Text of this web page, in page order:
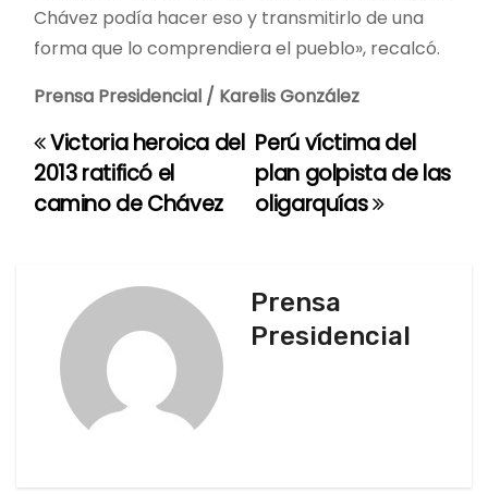
Chávez podía hacer eso y transmitirlo de una
forma que lo comprendiera el pueblo», recalcó.
Prensa Presidencial / Karelis González
N
a
Perú víctima del
plan golpista de las
oligarquías
Victoria heroica del
2013 ratificó el
camino de Chávez
Prensa
Presidencial